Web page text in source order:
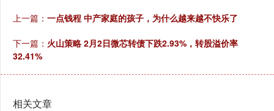
上一篇： 一点钱程 中产家庭的孩子，为什么越来越不快乐了
下一篇： 火山策略 2月2日微芯转债下跌2.93%，转股溢价率
32.41%
相关文章